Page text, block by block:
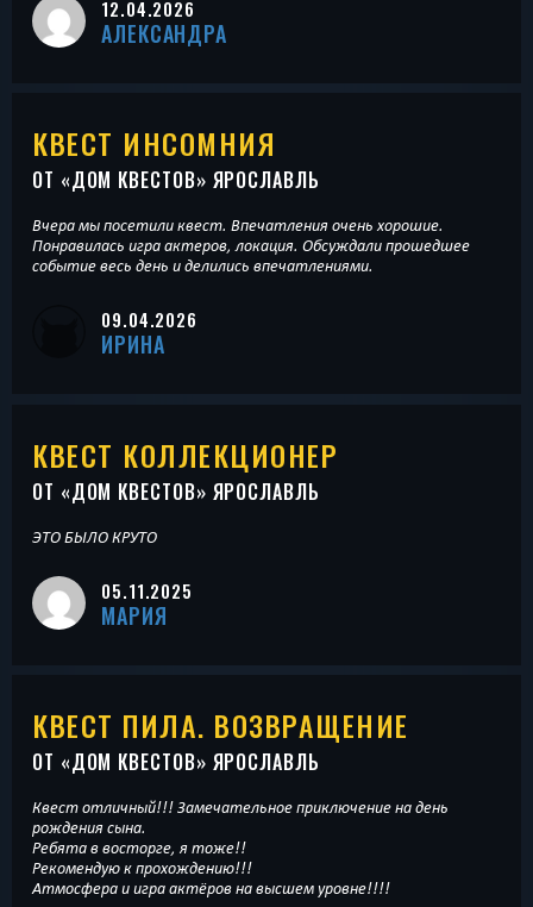
12.04.2026
АЛЕКСАНДРА
КВЕСТ ИНСОМНИЯ
ОТ «ДОМ КВЕСТОВ» ЯРОСЛАВЛЬ
Вчера мы посетили квест. Впечатления очень хорошие.
Понравилась игра актеров, локация. Обсуждали прошедшее
событие весь день и делились впечатлениями.
09.04.2026
ИРИНА
КВЕСТ КОЛЛЕКЦИОНЕР
ОТ «ДОМ КВЕСТОВ» ЯРОСЛАВЛЬ
ЭТО БЫЛО КРУТО
05.11.2025
МАРИЯ
КВЕСТ ПИЛА. ВОЗВРАЩЕНИЕ
ОТ «ДОМ КВЕСТОВ» ЯРОСЛАВЛЬ
Квест отличный!!! Замечательное приключение на день
рождения сына.
Ребята в восторге, я тоже!!
Рекомендую к прохождению!!!
Атмосфера и игра актёров на высшем уровне!!!!